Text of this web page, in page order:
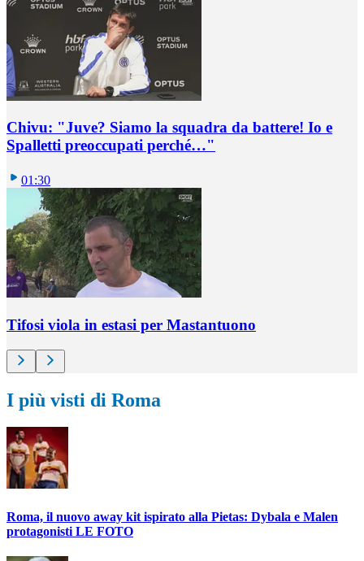
Chivu: "Juve? Siamo la squadra da battere! Io e
Spalletti preoccupati perché…"
01:30
Tifosi viola in estasi per Mastantuono
I più visti di Roma
Roma, il nuovo away kit ispirato alla Pietas: Dybala e Malen
protagonisti LE FOTO